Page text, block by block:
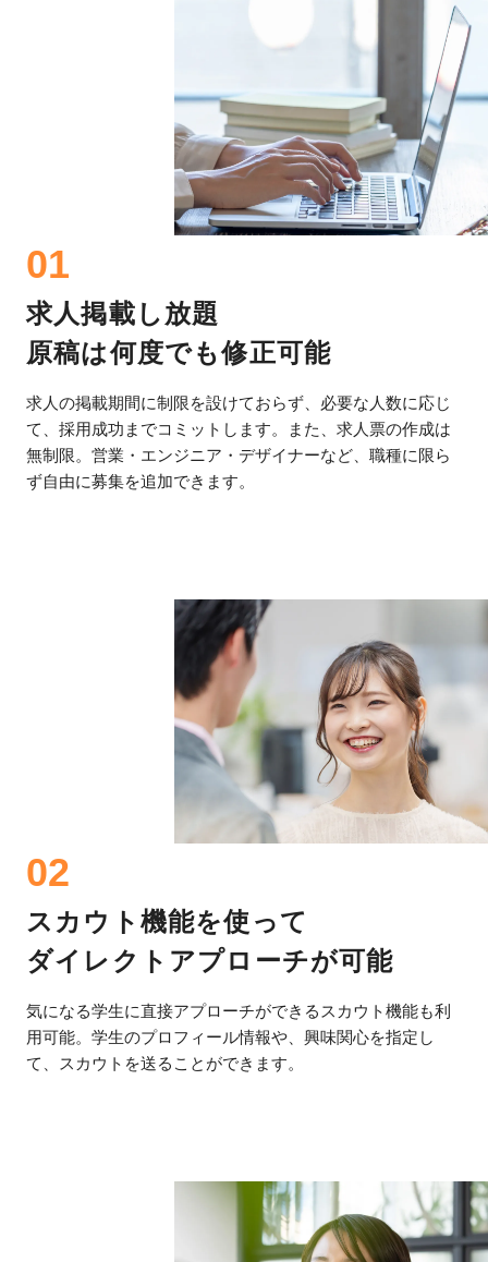
01
求人掲載し放題
原稿は何度でも修正可能
求人の掲載期間に制限を設けておらず、必要な人数に応じ
て、採用成功までコミットします。また、求人票の作成は
無制限。営業・エンジニア・デザイナーなど、職種に限ら
ず自由に募集を追加できます。
02
スカウト機能を使って
ダイレクトアプローチが可能
気になる学生に直接アプローチができるスカウト機能も利
用可能。学生のプロフィール情報や、興味関心を指定し
て、スカウトを送ることができます。